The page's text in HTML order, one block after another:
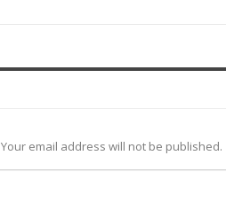
Your email address will not be published.